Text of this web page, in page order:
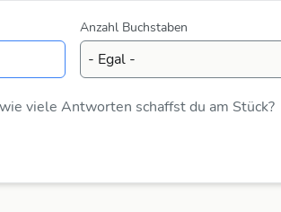
Anzahl Buchstaben
viele Antworten schaffst du am Stück?